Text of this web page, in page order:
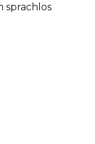
sprachlos